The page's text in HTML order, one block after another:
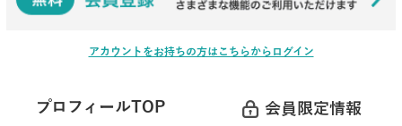
アカウントをお持ちの方はこちらからログイン
プロフィールTOP 会員限定情報